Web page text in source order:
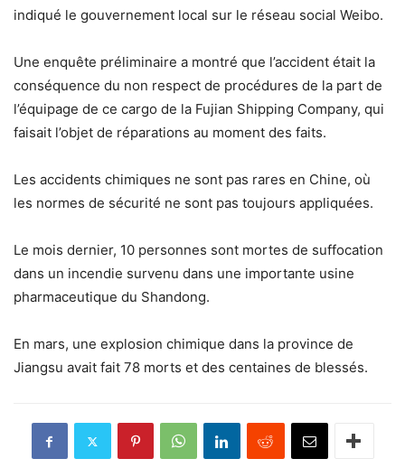
indiqué le gouvernement local sur le réseau social Weibo.
Une enquête préliminaire a montré que l’accident était la
conséquence du non respect de procédures de la part de
l’équipage de ce cargo de la Fujian Shipping Company, qui
faisait l’objet de réparations au moment des faits.
Les accidents chimiques ne sont pas rares en Chine, où
les normes de sécurité ne sont pas toujours appliquées.
Le mois dernier, 10 personnes sont mortes de suffocation
dans un incendie survenu dans une importante usine
pharmaceutique du Shandong.
En mars, une explosion chimique dans la province de
Jiangsu avait fait 78 morts et des centaines de blessés.